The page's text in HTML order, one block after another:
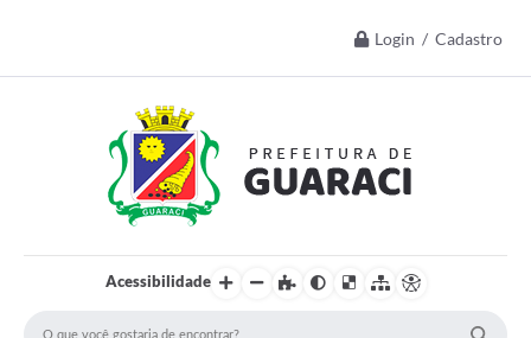
Login / Cadastro
Acessibilidade